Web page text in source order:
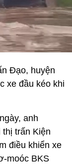
Đạo, huyện
xe đầu kéo khi
anh
trấn Kiện
điều khiển xe
moóc BKS